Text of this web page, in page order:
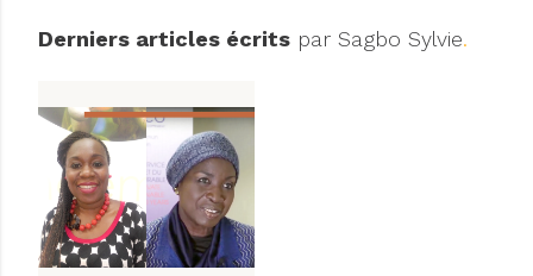
Derniers articles écrits par Sagbo Sylvie.